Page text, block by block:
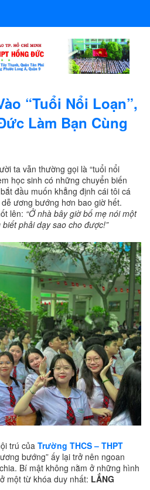
“Tuổi Nổi Loạn”,
Làm Bạn Cùng
ta vẫn thường gọi là “tuổi nổi
học sinh có những chuyển biến
đầu muốn khẳng định cái tôi cá
ương bướng hơn bao giờ hết.
lên: “Ở nhà bây giờ bố mẹ nói một
phải dạy sao cho được!”
trú của Trường THCS – THPT
bướng” ấy lại trở nên ngoan
Bí mật không nằm ở những hình
một từ khóa duy nhất: LẮNG